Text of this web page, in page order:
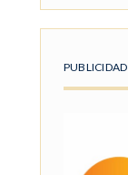
PUBLICIDAD